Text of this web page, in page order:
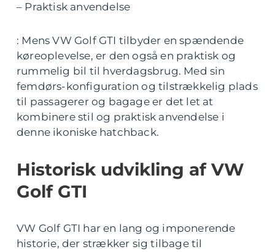
– Praktisk anvendelse
: Mens VW Golf GTI tilbyder en spændende
køreoplevelse, er den også en praktisk og
rummelig bil til hverdagsbrug. Med sin
femdørs-konfiguration og tilstrækkelig plads
til passagerer og bagage er det let at
kombinere stil og praktisk anvendelse i
denne ikoniske hatchback.
Historisk udvikling af VW
Golf GTI
VW Golf GTI har en lang og imponerende
historie, der strækker sig tilbage til